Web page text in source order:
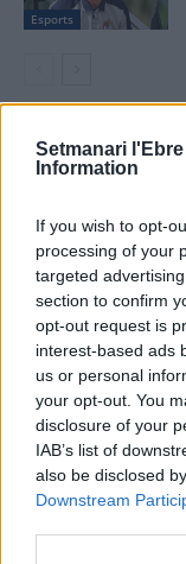
Setmanari l'Ebre
Information
If you wish to opt-
processing of your
targeted
section to confirm
opt-out request is
interest-based ads
us or personal
your opt-out. You
disclosure of your
IAB’s list of
also be disclosed
Downstream
Esports
DEIXA UNA
Comentari: